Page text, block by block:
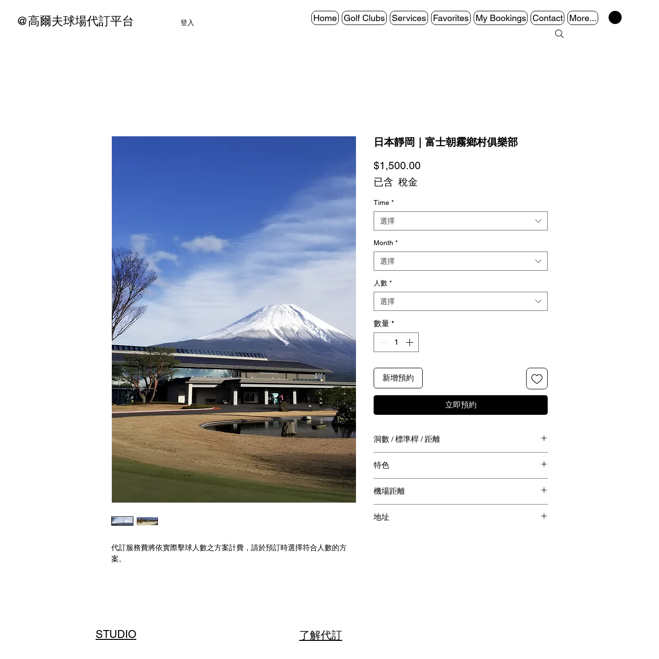
@高爾夫球場代訂平台 登入 Home Golf Clubs Services Favorites My Bookings Contact More...
代訂服務費將依實際擊球人數之方案計費，請於預訂時選擇符合人數的方
案。
預約完成後，我們將透過 Email 通知您最終確認之「實際擊球時間」。
日本靜岡｜富士朝霧鄉村俱樂部
$1,500.00
已含 稅金
Time *
選擇
Month *
選擇
人數 *
選擇
數量 *
新增預約
立即預約
洞數 / 標準桿 / 距離
601 碼
特色
機場距離
成田機場 3小時30分鐘
地址
STUDIO 了解代訂